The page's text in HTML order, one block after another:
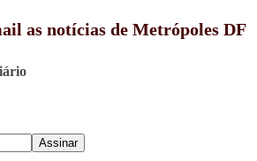
as notícias de Metrópoles DF
Assinar